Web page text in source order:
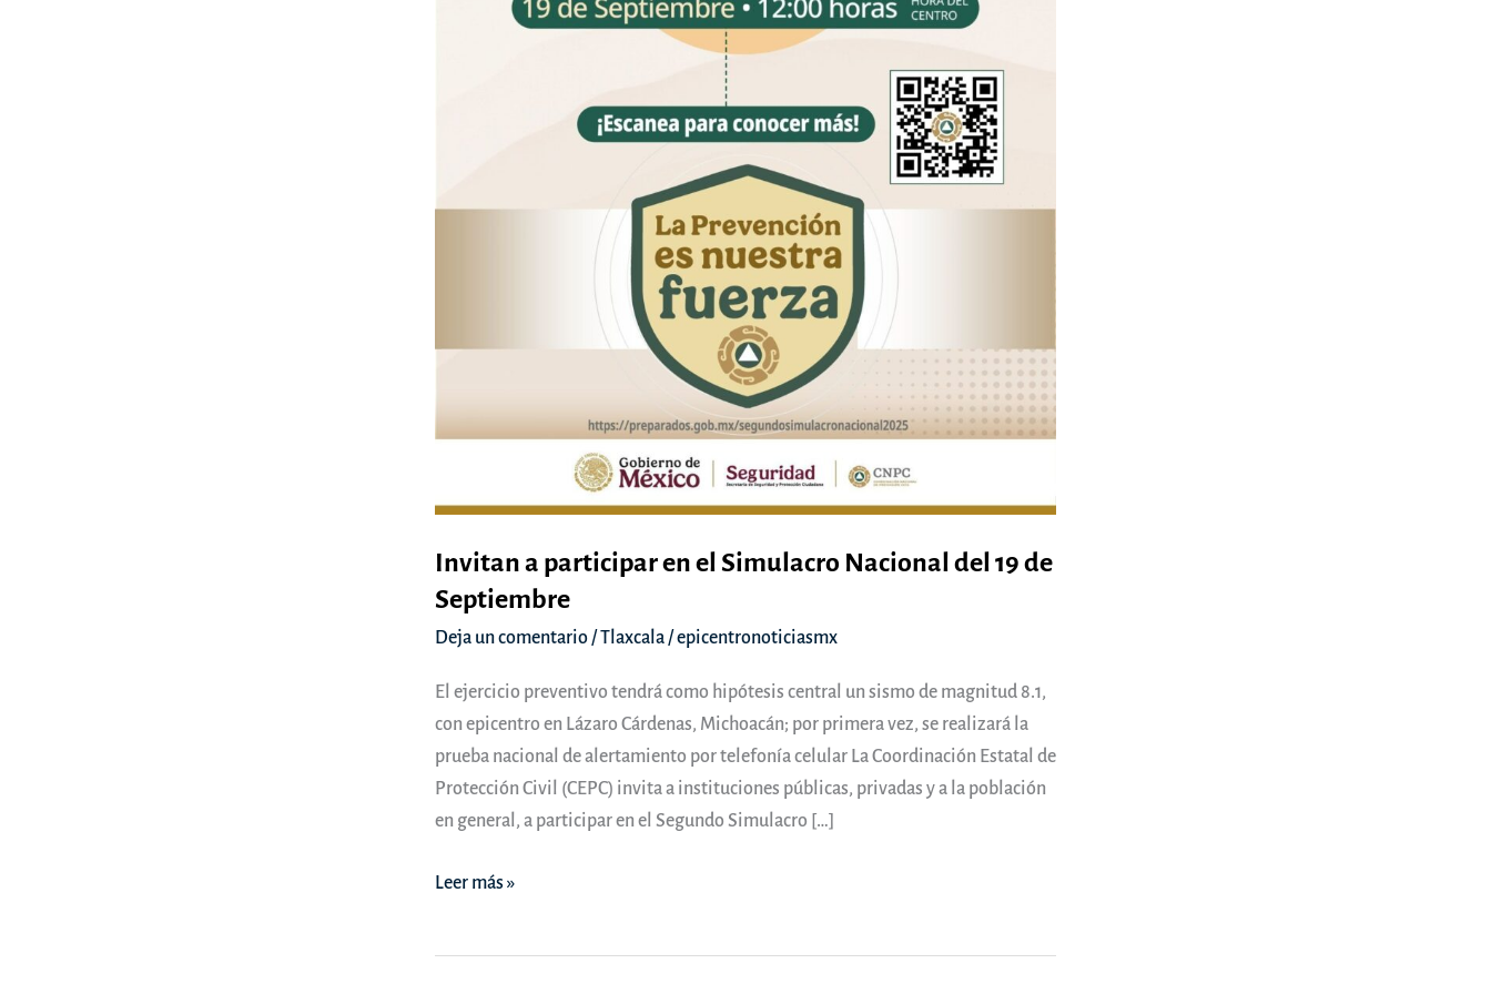
Invitan a participar en el Simulacro Nacional del 19 de
Septiembre
Deja un comentario/Tlaxcala/epicentronoticiasmx
El ejercicio preventivo tendrá como hipótesis central un sismo de magnitud 8.1,
con epicentro en Lázaro Cárdenas, Michoacán; por primera vez, se realizará la
prueba nacional de alertamiento por telefonía celular La Coordinación Estatal de
Protección Civil (CEPC) invita a instituciones públicas, privadas y a la población
en general, a participar en el Segundo Simulacro […]
Invitan
Leer más »